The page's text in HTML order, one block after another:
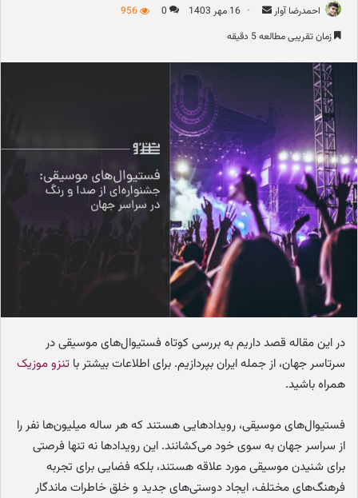
احمدرضا آوار
ا
ی
م
ی
ل
16 مهر 1403 0
956
زمان تقریبی مطالعه 5 دقیقه
در این مقاله قصد داریم به بررسی کوتاه فستیوال‌های موسیقی در
سرتاسر جهان، از جمله ایران بپردازیم. برای اطلاعات بیشتر با تنزو موزیک
همراه باشید.
فستیوال‌های موسیقی، رویدادهایی هستند که هر ساله میلیون‌ها نفر را
از سراسر جهان به سوی خود می‌کشانند. این رویدادها نه تنها فرصتی
برای شنیدن موسیقی مورد علاقه هستند، بلکه فضایی برای تجربه
فرهنگ‌های مختلف، ایجاد دوستی‌های جدید و خلق خاطرات ماندگار